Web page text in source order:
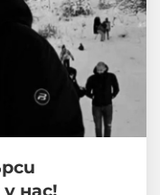
нас!